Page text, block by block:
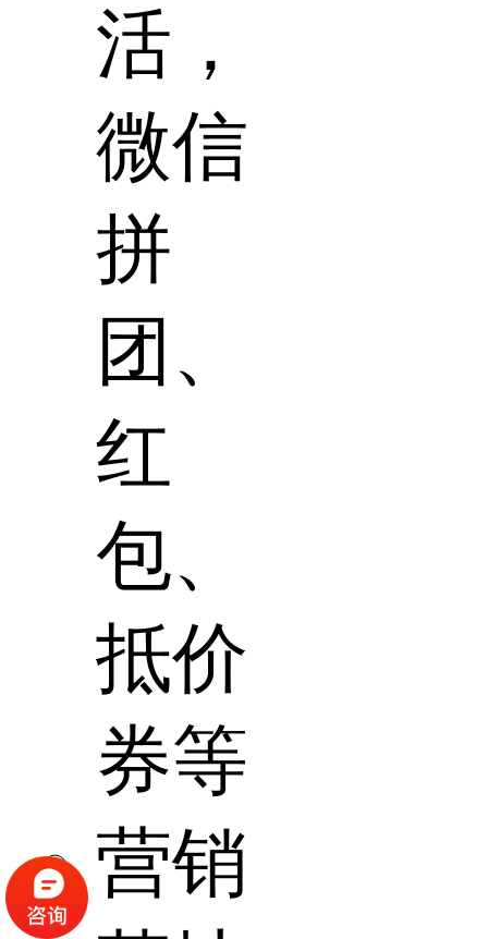
活，
微信
拼
团、
红
包、
抵价
券等
营销